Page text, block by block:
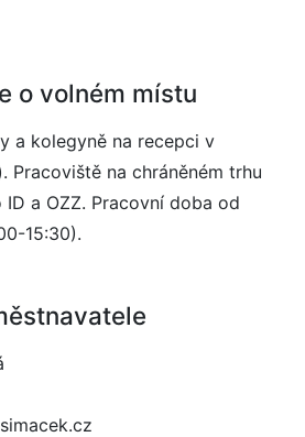
o volném místu
a kolegyně na recepci v
Pracoviště na chráněném trhu
a OZZ. Pracovní doba od
15:30).